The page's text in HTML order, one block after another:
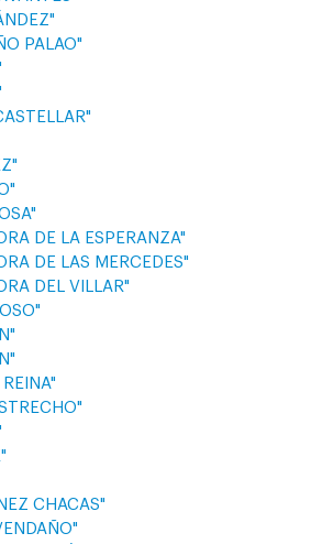
PALAO"
DE LA ESPERANZA"
DE LAS MERCEDES"
DEL VILLAR"
CHACAS"